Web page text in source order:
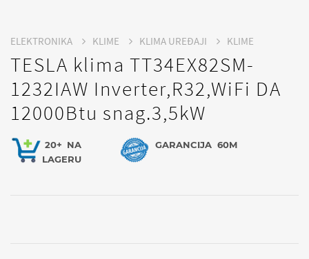
ELEKTRONIKA KLIME KLIMA UREĐAJI KLIME
TESLA klima TT34EX82SM-
1232IAW Inverter,R32,WiFi DA
12000Btu snag.3,5kW
20+ NA
LAGERU
GARANCIJA 60M